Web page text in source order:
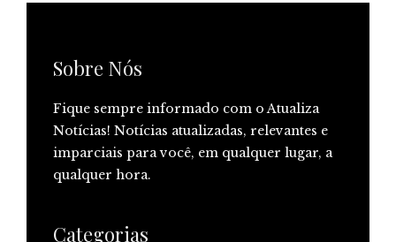
Sobre Nós
Fique sempre informado com o Atualiza
Notícias! Notícias atualizadas, relevantes e
imparciais para você, em qualquer lugar, a
qualquer hora.
Categorias